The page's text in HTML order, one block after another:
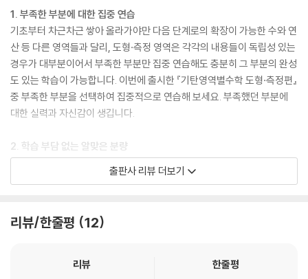
1. 부족한 부분에 대한 집중 연습
기초부터 차근차근 쌓아 올라가야만 다음 단계로의 확장이 가능한 수와 연
산 등 다른 영역들과 달리, 도형·측정 영역은 각각의 내용들이 독립성 있는
경우가 대부분이어서 부족한 부분만 집중 연습해도 충분히 그 부분의 완성
도 있는 학습이 가능합니다. 이번에 출시한 『기탄영역별수학 도형·측정편』
중 부족한 부분을 선택하여 집중적으로 연습해 보세요. 부족했던 부분에
대한 실력과 자신감이 생깁니다.
2. 학습 부담 없는 알맞은 분량
부족한 부분을 선택해서 집중 연습하려고 할 때, 무조건 문제 수가 많은 것
보다 학습의 흥미도를 떨어뜨리지 않는 범위 내에서 필요한 만큼 충분한
당 문제 수도 3~8문제 정도로 여유 있게 배치하여 학습 부담을 줄이고 학
출판사 리뷰 더보기
리뷰/한줄평 12
리뷰 한줄평